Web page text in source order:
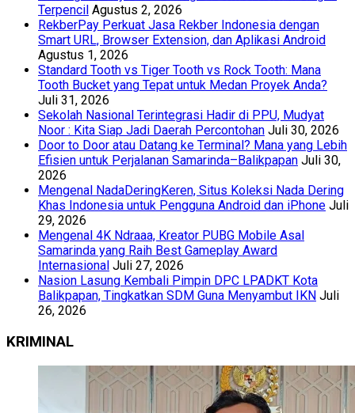
Terpencil Agustus 2, 2026
RekberPay Perkuat Jasa Rekber Indonesia dengan
Smart URL, Browser Extension, dan Aplikasi Android
Agustus 1, 2026
Standard Tooth vs Tiger Tooth vs Rock Tooth: Mana
Tooth Bucket yang Tepat untuk Medan Proyek Anda?
Juli 31, 2026
Sekolah Nasional Terintegrasi Hadir di PPU, Mudyat
Noor : Kita Siap Jadi Daerah Percontohan Juli 30, 2026
Door to Door atau Datang ke Terminal? Mana yang Lebih
Efisien untuk Perjalanan Samarinda–Balikpapan Juli 30,
2026
Mengenal NadaDeringKeren, Situs Koleksi Nada Dering
Khas Indonesia untuk Pengguna Android dan iPhone Juli
29, 2026
Mengenal 4K Ndraaa, Kreator PUBG Mobile Asal
Samarinda yang Raih Best Gameplay Award
Internasional Juli 27, 2026
Nasion Lasung Kembali Pimpin DPC LPADKT Kota
Balikpapan, Tingkatkan SDM Guna Menyambut IKN Juli
26, 2026
KRIMINAL